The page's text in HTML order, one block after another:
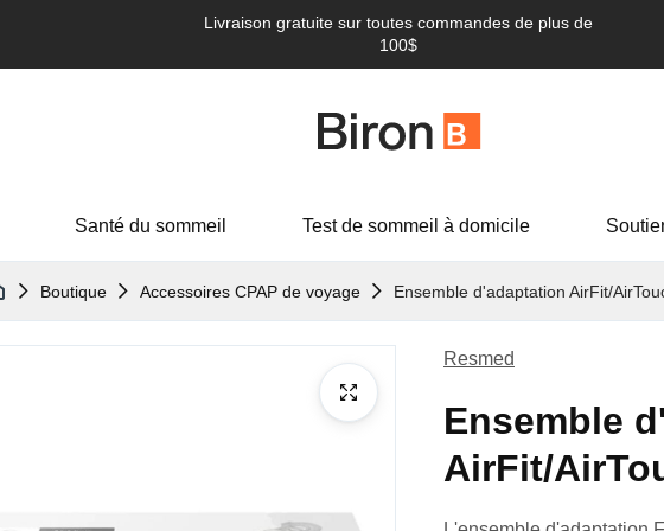
Livraison gratuite sur toutes commandes de plus de
100$
Santé du sommeil Test de sommeil à domicile
Boutique Accessoires CPAP de voyage Ensemble d'adaptation AirFit/
Resmed
Ensemble
AirFit/